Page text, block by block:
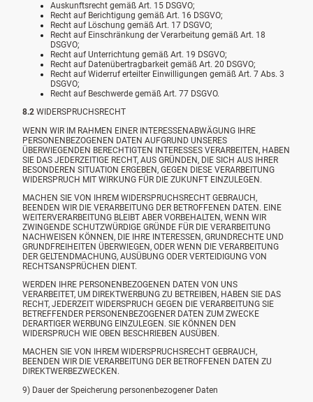
Auskunftsrecht gemäß Art. 15 DSGVO;
Recht auf Berichtigung gemäß Art. 16 DSGVO;
Recht auf Löschung gemäß Art. 17 DSGVO;
Recht auf Einschränkung der Verarbeitung gemäß Art. 18
DSGVO;
Recht auf Unterrichtung gemäß Art. 19 DSGVO;
Recht auf Datenübertragbarkeit gemäß Art. 20 DSGVO;
Recht auf Widerruf erteilter Einwilligungen gemäß Art. 7 Abs. 3
DSGVO;
Recht auf Beschwerde gemäß Art. 77 DSGVO.
8.2 WIDERSPRUCHSRECHT
WENN WIR IM RAHMEN EINER INTERESSENABWÄGUNG IHRE
PERSONENBEZOGENEN DATEN AUFGRUND UNSERES
ÜBERWIEGENDEN BERECHTIGTEN INTERESSES VERARBEITEN, HABEN
SIE DAS JEDERZEITIGE RECHT, AUS GRÜNDEN, DIE SICH AUS IHRER
BESONDEREN SITUATION ERGEBEN, GEGEN DIESE VERARBEITUNG
WIDERSPRUCH MIT WIRKUNG FÜR DIE ZUKUNFT EINZULEGEN.
MACHEN SIE VON IHREM WIDERSPRUCHSRECHT GEBRAUCH,
BEENDEN WIR DIE VERARBEITUNG DER BETROFFENEN DATEN. EINE
WEITERVERARBEITUNG BLEIBT ABER VORBEHALTEN, WENN WIR
ZWINGENDE SCHUTZWÜRDIGE GRÜNDE FÜR DIE VERARBEITUNG
NACHWEISEN KÖNNEN, DIE IHRE INTERESSEN, GRUNDRECHTE UND
GRUNDFREIHEITEN ÜBERWIEGEN, ODER WENN DIE VERARBEITUNG
DER GELTENDMACHUNG, AUSÜBUNG ODER VERTEIDIGUNG VON
RECHTSANSPRÜCHEN DIENT.
WERDEN IHRE PERSONENBEZOGENEN DATEN VON UNS
VERARBEITET, UM DIREKTWERBUNG ZU BETREIBEN, HABEN SIE DAS
RECHT, JEDERZEIT WIDERSPRUCH GEGEN DIE VERARBEITUNG SIE
BETREFFENDER PERSONENBEZOGENER DATEN ZUM ZWECKE
DERARTIGER WERBUNG EINZULEGEN. SIE KÖNNEN DEN
WIDERSPRUCH WIE OBEN BESCHRIEBEN AUSÜBEN.
MACHEN SIE VON IHREM WIDERSPRUCHSRECHT GEBRAUCH,
BEENDEN WIR DIE VERARBEITUNG DER BETROFFENEN DATEN ZU
DIREKTWERBEZWECKEN.
9) Dauer der Speicherung personenbezogener Daten